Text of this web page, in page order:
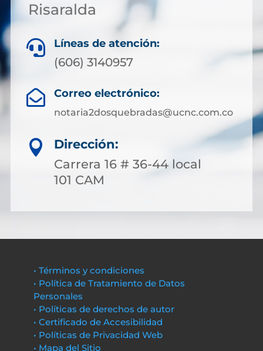
Risaralda
 Líneas de atención:
(606) 3140957
 Correo electrónico:
notaria2dosquebradas@ucnc.com.co

Dirección:
Carrera 16 # 36-44 local
101 CAM
• Términos y condiciones
• Política de Tratamiento de Datos
Personales
• Políticas de derechos de autor
• Certificado de Accesibilidad
• Políticas de Privacidad Web
• Mapa del Sitio